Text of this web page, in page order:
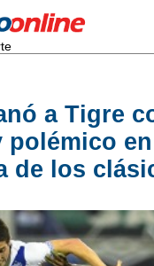
a Tigre
polémico
de los